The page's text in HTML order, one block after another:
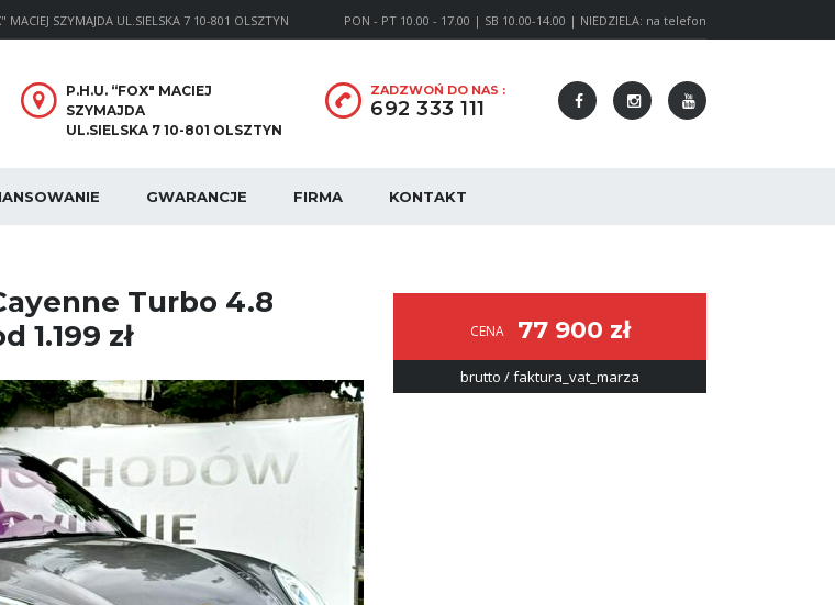
PON - PT 10.00 - 17.00 | SB 10.00-14.00 | NIEDZIELA: na telefon
MACIEJ SZYMAJDA UL.SIELSKA 7 10-801 OLSZTYN
ZADZWOŃ DO NAS :
692 333 111
P.H.U. “FOX" MACIEJ
SZYMAJDA
UL.SIELSKA 7 10-801 OLSZTYN
GWARANCJE FIRMA KONTAKT
Turbo 4.8
1.199 zł
CENA 77 900 zł
brutto / faktura_vat_marza